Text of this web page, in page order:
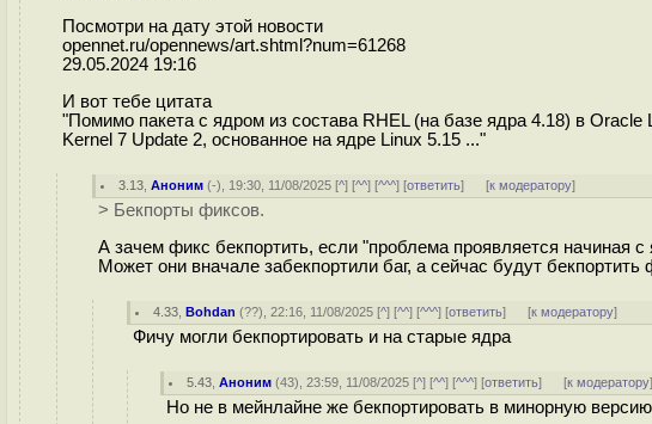
Посмотри на дату этой новости
opennet.ru/opennews/art.shtml?num=61268
29.05.2024 19:16
И вот тебе цитата
"Помимо пакета с ядром из состава RHEL (на базе ядра 4.18) в
Kernel 7 Update 2, основанное на ядре Linux 5.15 ..."
3.13 ,Аноним (-), 19:30, 11/08/2025 [^] [^^] [^^^] [ответить] [к модератору]
> Бекпорты фиксов.
А зачем фикс бекпортить, если "проблема проявляется начиная с
Может они вначале забекпортили баг, а сейчас будут бекпортить
4.33 ,Bohdan (??), 22:16, 11/08/2025 [^] [^^] [^^^] [ответить] [к модератору]
Фичу могли бекпортировать и на старые ядра
5.43 ,Аноним (43), 23:59, 11/08/2025 [^] [^^] [^^^] [ответить] [к модератору]
Но не в мейнлайне же бекпортировать в минорную